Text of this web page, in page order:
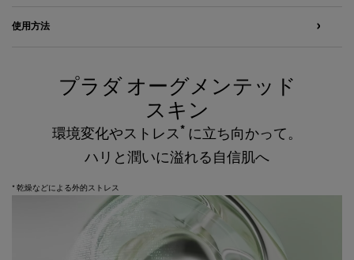
使用方法
Prada augmented skinプラダ オーグメンテッド
スキン
環境変化やストレス* に立ち向かって。
ハリと潤いに溢れる自信肌へ
* 乾燥などによる外的ストレス